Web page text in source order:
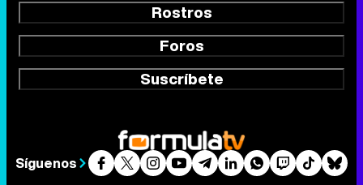
Rostros
Foros
Suscríbete
Síguenos